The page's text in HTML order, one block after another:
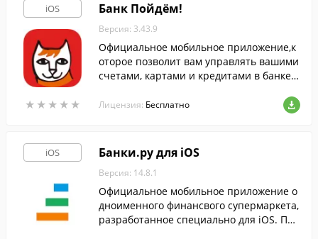
iOS
★ ★ ★ ★ ★
★ ★ ★ ★ ★
Банк Пойдём‪!
Версия: 3.43.9
Официальное мобильное приложение,к
оторое позволит вам управлять вашими
счетами, картами и кредитами в банке
Лицензия: Бесплатно
iOS Банки.ру для iOS
Версия: 14.8.1
Официальное мобильное приложение о
дноименного финансвого супермаркета,
разработанное специально для iOS. Пом